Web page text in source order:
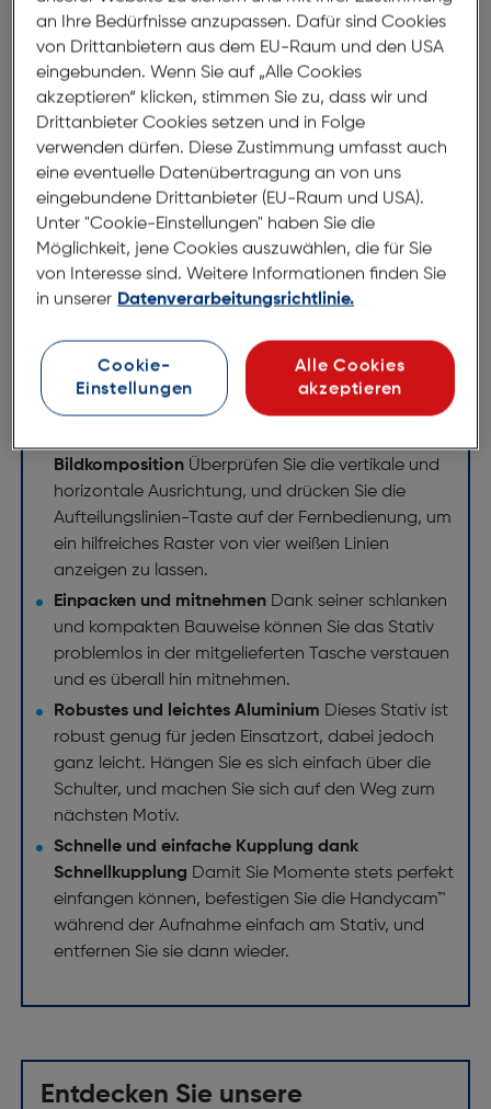
Sony GP-VPT1 Stativ mit
Fernbedienung
ArtNr.: 250035156
Unverwackelte Aufnahmen mit
akkurater Steuerung
Stativ mit Fernbedienung und
Schnellkupplung sowie USB-Universalkabel
Noch näher am Motiv dank ZoomGehen Sie noch
entweder den Zoom-Hebel an der Fernbedienung
oder – für eine feinere Zoomeinstellung – den
Schalter für langsames Zoomen.
BildkompositionÜberprüfen Sie die vertikale und
horizontale Ausrichtung, und drücken Sie die
Aufteilungslinien-Taste auf der Fernbedienung, um
ein hilfreiches Raster von vier weißen Linien
anzeigen zu lassen.
Einpacken und mitnehmenDank seiner schlanken
und kompakten Bauweise können Sie das Stativ
problemlos in der mitgelieferten Tasche verstauen
und es überall hin mitnehmen.
Robustes und leichtes Aluminium Dieses Stativ ist
robust genug für jeden Einsatzort, dabei jedoch
ganz leicht. Hängen Sie es sich einfach über die
Schulter, und machen Sie sich auf den Weg zum
nächsten Motiv.
Schnelle und einfache Kupplung dank
Schnellkupplung Damit Sie Momente stets perfekt
einfangen können, befestigen Sie die Handycam™
während der Aufnahme einfach am Stativ, und
entfernen Sie sie dann wieder.
Entdecken Sie unsere
an Ihre Bedürfnisse anzupassen. Dafür sind Cookies
von Drittanbietern aus dem EU-Raum und den USA
eingebunden. Wenn Sie auf „Alle Cookies
akzeptieren“ klicken, stimmen Sie zu, dass wir und
Drittanbieter Cookies setzen und in Folge
verwenden dürfen. Diese Zustimmung umfasst auch
eine eventuelle Datenübertragung an von uns
eingebundene Drittanbieter (EU-Raum und USA).
Unter "Cookie-Einstellungen" haben Sie die
Möglichkeit, jene Cookies auszuwählen, die für Sie
von Interesse sind. Weitere Informationen finden Sie
in unserer Datenverarbeitungsrichtlinie.
Cookie-
Einstellungen
Alle Cookies
akzeptieren